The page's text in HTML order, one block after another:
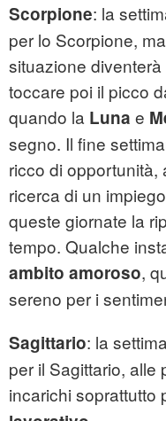
Scorpione: la
per lo Scorpione,
situazione
toccare poi il picco
quando la Luna e
segno. Il fine
ricco di opportunità,
ricerca di un
queste giornate la
tempo. Qualche
ambito amoroso,
sereno per i
Sagittario: la
per il Sagittario, alle
incarichi soprattutto